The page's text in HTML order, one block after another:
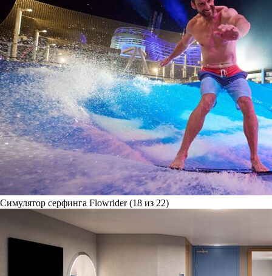
Симулятор серфинга Flowrider (18 из 22)